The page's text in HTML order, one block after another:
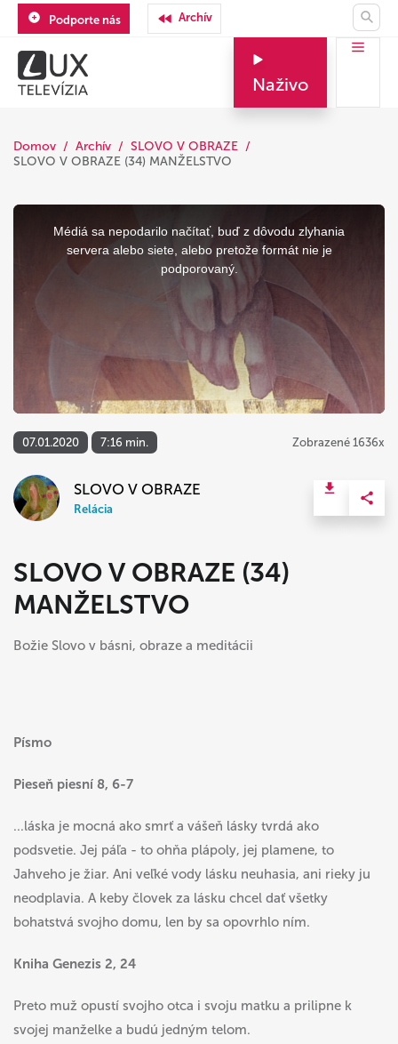
Podporte nás Archív
Naživo
Domov Archív
SLOVO V OBRAZE
SLOVO V OBRAZE (34) MANŽELSTVO
This
Médiá sa nepodarilo načítať, buď z dôvodu zlyhania
servera alebo siete, alebo pretože formát nie je
podporovaný.
07.01.2020 7:16 min. Zobrazené 1636x
SLOVO V OBRAZE
Relácia
SLOVO V OBRAZE (34)
MANŽELSTVO
Božie Slovo v básni, obraze a meditácii
Písmo
Pieseň piesní 8, 6-7
...láska je mocná ako smrť a vášeň lásky tvrdá ako
podsvetie. Jej páľa - to ohňa plápoly, jej plamene, to
Jahveho je žiar. Ani veľké vody lásku neuhasia, ani rieky ju
neodplavia. A keby človek za lásku chcel dať všetky
bohatstvá svojho domu, len by sa opovrhlo ním.
Kniha Genezis 2, 24
Preto muž opustí svojho otca i svoju matku a prilipne k
svojej manželke a budú jedným telom.